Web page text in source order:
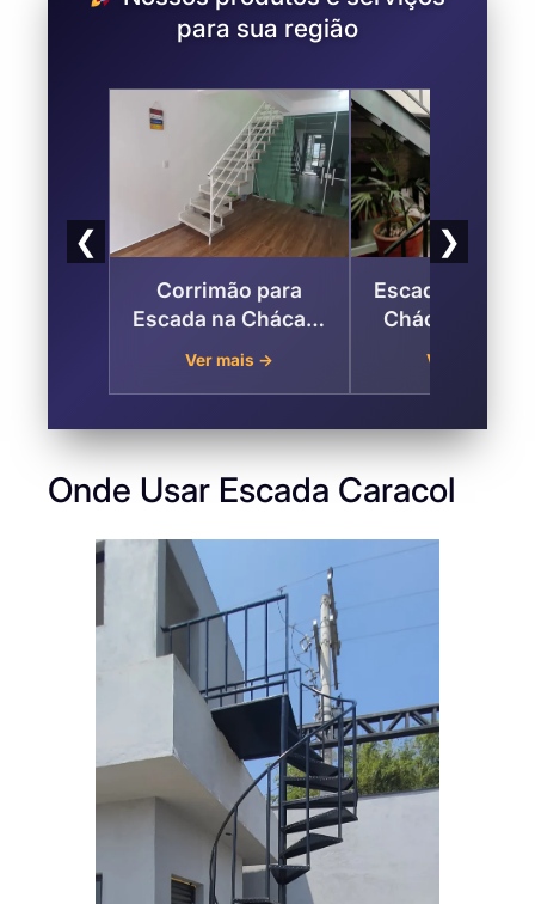
para sua região
❮
Corrimão para
Escada na Chácara
Pai Jacó, Jundiaí
Ver mais →
Escada
Chácara Pai
Ver mais →
❯
Onde Usar Escada Caracol